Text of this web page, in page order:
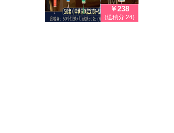
￥238
(送積分:24)